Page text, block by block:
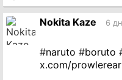
на
источникNokita Kaze 6
#naruto #boruto
x.com/